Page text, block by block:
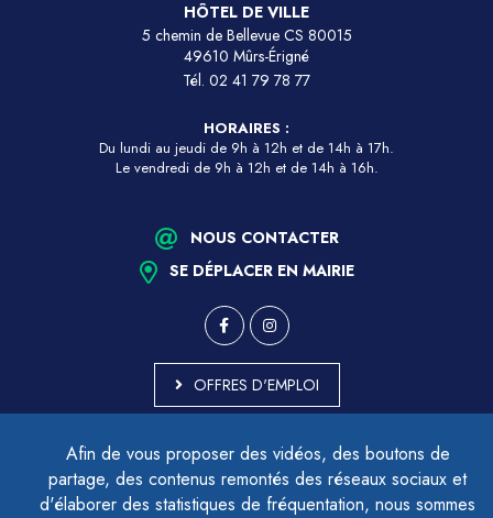
Afin de vous proposer des vidéos, des boutons de
partage, des contenus remontés des réseaux sociaux et
d'élaborer des statistiques de fréquentation, nous sommes
HÔTEL DE VILLE
5 chemin de Bellevue CS 80015
49610 Mûrs-Érigné
Tél. 02 41 79 78 77
HORAIRES :
Du lundi au jeudi de 9h à 12h et de 14h à 17h.
Le vendredi de 9h à 12h et de 14h à 16h.
NOUS CONTACTER
SE DÉPLACER EN MAIRIE
OFFRES D'EMPLOI
ACCESSIBILITÉ - PARTIELLEMENT CONFORME
PLAN DU SITE
MENTIONS LÉGALES